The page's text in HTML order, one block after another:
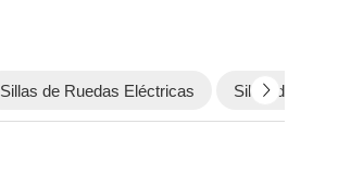
Sillas de Ruedas Eléctricas Sillas de Ruedas